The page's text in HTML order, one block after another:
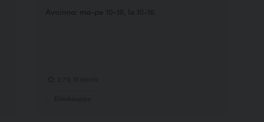
Avoinna: ma-pe 10-19, la 10-16.